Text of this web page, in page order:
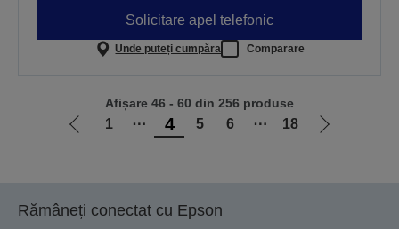
Solicitare apel telefonic
Unde puteți cumpăra Comparare
Mergi
1 ⋯ 4 5 6 ⋯ 18
Mergi
Afișare 46 - 60 din 256 produse
Rămâneți conectat cu Epson